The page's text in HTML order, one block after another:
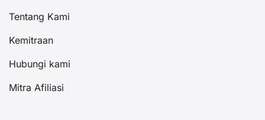
Tentang Kami
Kemitraan
Hubungi kami
Mitra Afiliasi